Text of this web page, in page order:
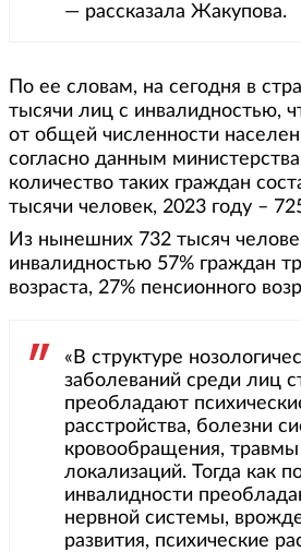
— рассказала Жакупова.
По ее словам, на сегодня в
тысячи лиц с инвалидностью,
от общей численности
согласно данным
количество таких граждан
тысячи человек, 2023 году –
Из нынешних 732 тысяч
инвалидностью 57% граждан
возраста, 27% пенсионного
«В структуре
заболеваний среди лиц
преобладают
расстройства, болезни
кровообращения, травмы
локализаций. Тогда как
инвалидности
нервной системы,
развития, психические